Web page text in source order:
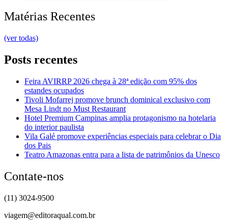
Matérias Recentes
(ver todas)
Posts recentes
Feira AVIRRP 2026 chega à 28ª edição com 95% dos
estandes ocupados
Tivoli Mofarrej promove brunch dominical exclusivo com
Mesa Lindt no Must Restaurant
Hotel Premium Campinas amplia protagonismo na hotelaria
do interior paulista
Vila Galé promove experiências especiais para celebrar o Dia
dos Pais
Teatro Amazonas entra para a lista de patrimônios da Unesco
Contate-nos
(11) 3024-9500
viagem@editoraqual.com.br